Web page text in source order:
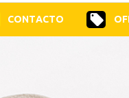
CONTACTO